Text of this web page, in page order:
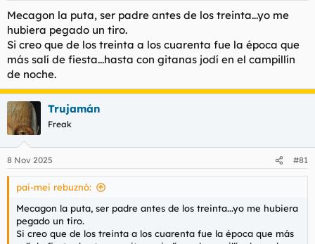
en la que nos ha tocado vivir a los menores de 35 tacos, es
practicamente imposible serlo a esa edad, salvo etnianos, del
opus ó futbolistas.
Es lo que hay...
Mecagon la puta, ser padre antes de los treinta...yo me
hubiera pegado un tiro.
Si creo que de los treinta a los cuarenta fue la época que
más salí de fiesta...hasta con gitanas jodí en el campillín
de noche.
Trujamán
Freak
8 Nov 2025 #81
pai-mei rebuznó:
Mecagon la puta, ser padre antes de los treinta...yo me hubiera
pegado un tiro.
Si creo que de los treinta a los cuarenta fue la época que más